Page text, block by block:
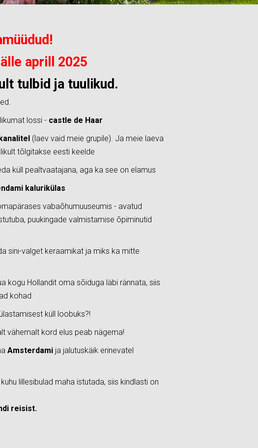
aprill 2025
tulbid ja tuulikud.
lossi - castle de Haar
(laev vaid meie grupile). Ja meie laeva
tõlgitakse eesti keelde
küll pealtvaatajana, aga ka see on elamus
kalurikülas
vabaõhumuuseumis - avatud
puukingade valmistamise õpiminutid
sini-valget keraamikat ja miks ka mitte
kogu Hollandit oma sõiduga läbi rännata, siis
kohad
küll loobuks?!
vähemalt kord elus peab nägema!
Amsterdami ja jalutuskäik erinevatel
lillesibulad maha istutada, siis kindlasti on
reisist.